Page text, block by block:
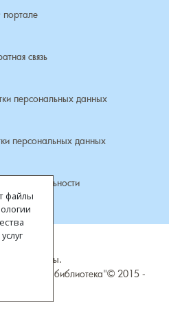
файлы
связь
персональных данных
персональных данных
защищены.
научная библиотека"© 2015 -